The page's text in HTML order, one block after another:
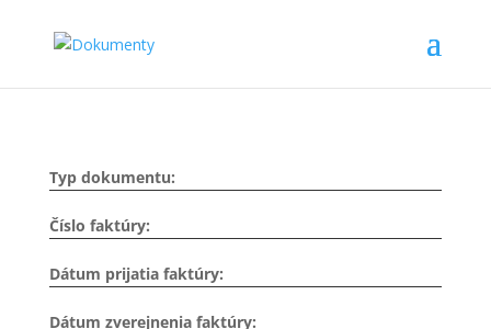
Typ dokumentu:
Číslo faktúry:
Dátum prijatia faktúry:
Dátum zverejnenia faktúry: